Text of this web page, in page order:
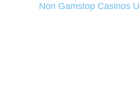
Non Gamstop Casinos